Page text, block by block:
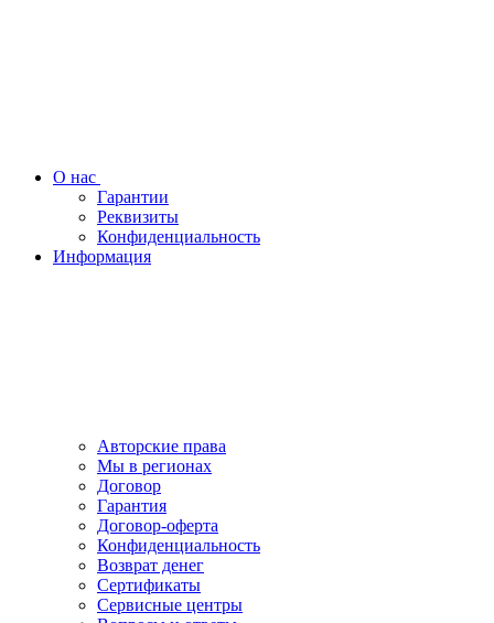
О нас
Гарантии
Реквизиты
Конфиденциальность
Информация
Авторские права
Мы в регионах
Договор
Гарантия
Договор-оферта
Конфиденциальность
Возврат денег
Сертификаты
Сервисные центры